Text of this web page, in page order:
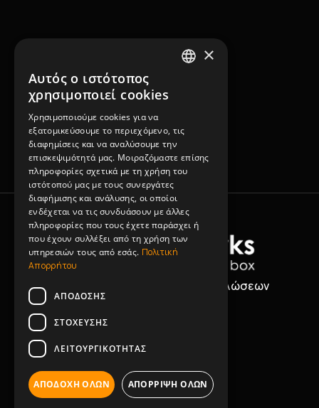
Μουσική & Ηχητική Κάλυψη Εκδηλώσεων
×
Αυτός ο ιστότοπος
χρησιμοποιεί cookies
Χρησιμοποιούμε cookies για να
εξατομικεύσουμε το περιεχόμενο, τις
διαφημίσεις και να αναλύσουμε την
επισκεψιμότητά μας. Μοιραζόμαστε επίσης
πληροφορίες σχετικά με τη χρήση του
ιστότοπού μας με τους συνεργάτες
διαφήμισης και ανάλυσης, οι οποίοι
ενδέχεται να τις συνδυάσουν με άλλες
πληροφορίες που τους έχετε παράσχει ή
που έχουν συλλέξει από τη χρήση των
υπηρεσιών τους από εσάς. Πολιτική
Απορρήτου
ΑΠΌΔΟΣΗΣ
ΣΤΌΧΕΥΣΗΣ
ΛΕΙΤΟΥΡΓΙΚΌΤΗΤΑΣ
ΑΠΟΔΟΧΉ ΌΛΩΝ ΑΠΌΡΡΙΨΗ ΌΛΩΝ